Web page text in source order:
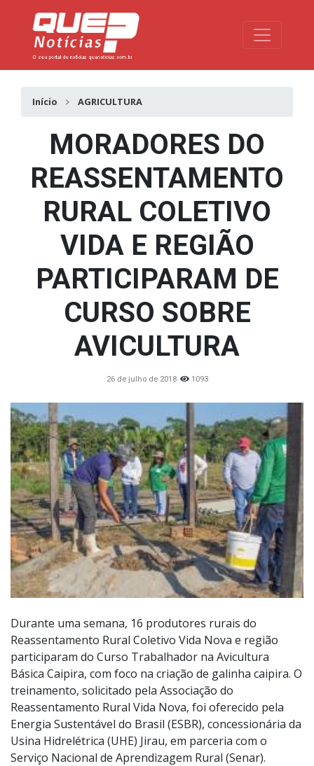
Toggle
Início AGRICULTURA
MORADORES DO
REASSENTAMENTO
RURAL COLETIVO
VIDA E REGIÃO
PARTICIPARAM DE
CURSO SOBRE
AVICULTURA
26 de julho de 2018 1093
Durante uma semana, 16 produtores rurais do
Reassentamento Rural Coletivo Vida Nova e região
participaram do Curso Trabalhador na Avicultura
Básica Caipira, com foco na criação de galinha caipira. O
treinamento, solicitado pela Associação do
Reassentamento Rural Vida Nova, foi oferecido pela
Energia Sustentável do Brasil (ESBR), concessionária da
Usina Hidrelétrica (UHE) Jirau, em parceria com o
Serviço Nacional de Aprendizagem Rural (Senar).